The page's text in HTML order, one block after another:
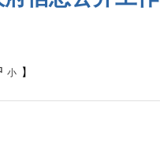
小 】